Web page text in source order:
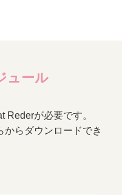
ュール
が必要です。
らダウンロードでき